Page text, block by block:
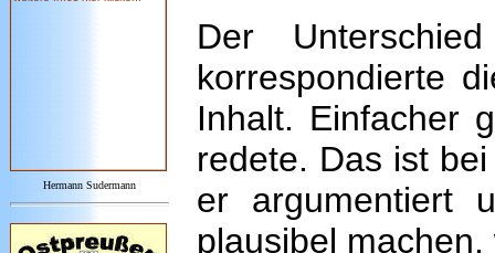
Hermann Sudermann
Der
korrespondierte
Inhalt. Einfacher
redete. Das ist
er argumentiert
plausibel machen,